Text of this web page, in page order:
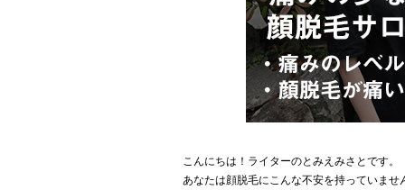
こんにちは！ライターのとみえみさとです。
あなたは顔脱毛にこんな不安を持っていませ